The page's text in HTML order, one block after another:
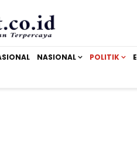
NASIONAL POLITIK